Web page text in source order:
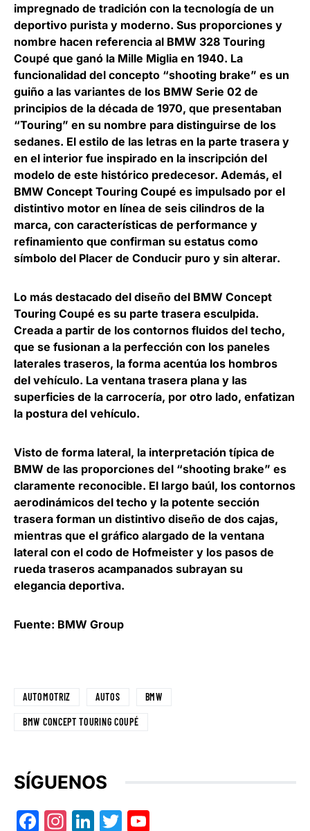
impregnado de tradición con la tecnología de un
deportivo purista y moderno. Sus proporciones y
nombre hacen referencia al BMW 328 Touring
Coupé que ganó la Mille Miglia en 1940. La
funcionalidad del concepto “shooting brake” es un
guiño a las variantes de los BMW Serie 02 de
principios de la década de 1970, que presentaban
“Touring” en su nombre para distinguirse de los
sedanes. El estilo de las letras en la parte trasera y
en el interior fue inspirado en la inscripción del
modelo de este histórico predecesor. Además, el
BMW Concept Touring Coupé es impulsado por el
distintivo motor en línea de seis cilindros de la
marca, con características de performance y
refinamiento que confirman su estatus como
símbolo del Placer de Conducir puro y sin alterar.
Lo más destacado del diseño del BMW Concept
Touring Coupé es su parte trasera esculpida.
Creada a partir de los contornos fluidos del techo,
que se fusionan a la perfección con los paneles
laterales traseros, la forma acentúa los hombros
del vehículo. La ventana trasera plana y las
superficies de la carrocería, por otro lado, enfatizan
la postura del vehículo.
Visto de forma lateral, la interpretación típica de
BMW de las proporciones del “shooting brake” es
claramente reconocible. El largo baúl, los contornos
aerodinámicos del techo y la potente sección
trasera forman un distintivo diseño de dos cajas,
mientras que el gráfico alargado de la ventana
lateral con el codo de Hofmeister y los pasos de
rueda traseros acampanados subrayan su
elegancia deportiva.
Fuente: BMW Group
AUTOMOTRIZ AUTOS BMW
BMW CONCEPT TOURING COUPÉ
SÍGUENOS
Facebook
Instagram
LinkedIn
Twitter